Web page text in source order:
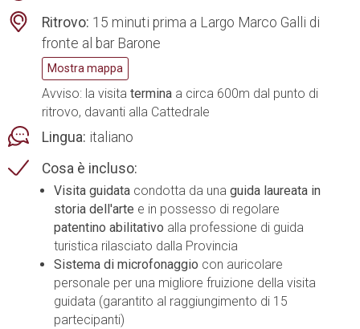
Ritrovo: 15 minuti prima a Largo Marco Galli di
fronte al bar Barone
Mostra mappa
Avviso: la visita termina a circa 600m dal punto di
ritrovo, davanti alla Cattedrale
Lingua: italiano
Cosa è incluso:
Visita guidata condotta da una guida laureata in
storia dell'arte e in possesso di regolare
patentino abilitativo alla professione di guida
turistica rilasciato dalla Provincia
Sistema di microfonaggio con auricolare
personale per una migliore fruizione della visita
guidata (garantito al raggiungimento di 15
partecipanti)